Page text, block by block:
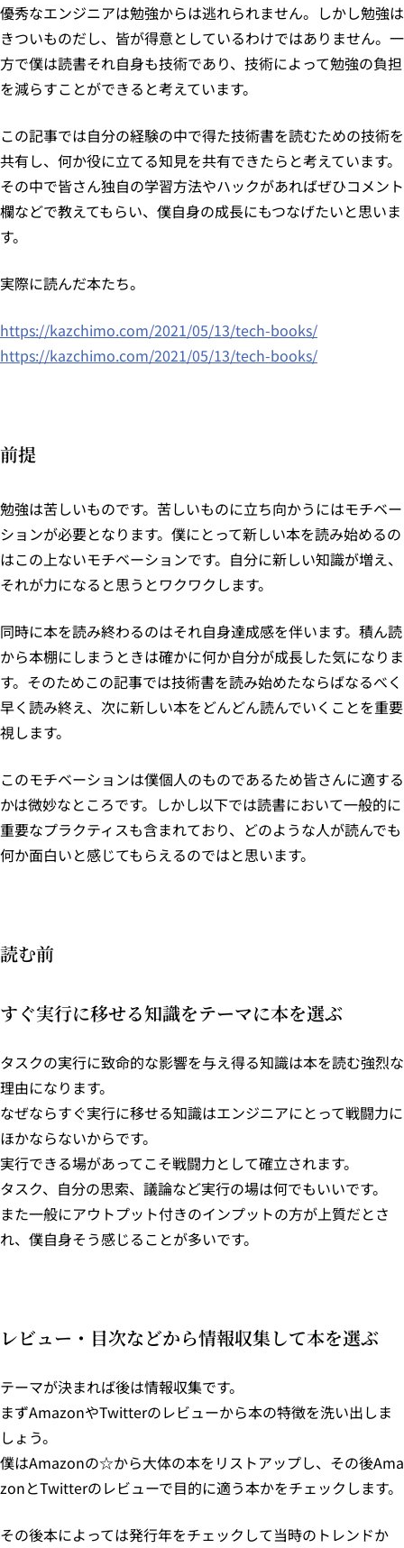
優秀なエンジニアは勉強からは逃れられません。しかし勉強は
きついものだし、皆が得意としているわけではありません。一
方で僕は読書それ自身も技術であり、技術によって勉強の負担
を減らすことができると考えています。
この記事では自分の経験の中で得た技術書を読むための技術を
共有し、何か役に立てる知見を共有できたらと考えています。
その中で皆さん独自の学習方法やハックがあればぜひコメント
欄などで教えてもらい、僕自身の成長にもつなげたいと思いま
す。
実際に読んだ本たち。
https://kazchimo.com/2021/05/13/tech-books/
https://kazchimo.com/2021/05/13/tech-books/
前提
勉強は苦しいものです。苦しいものに立ち向かうにはモチベー
ションが必要となります。僕にとって新しい本を読み始めるの
はこの上ないモチベーションです。自分に新しい知識が増え、
それが力になると思うとワクワクします。
同時に本を読み終わるのはそれ自身達成感を伴います。積ん読
から本棚にしまうときは確かに何か自分が成長した気になりま
す。そのためこの記事では技術書を読み始めたならばなるべく
早く読み終え、次に新しい本をどんどん読んでいくことを重要
視します。
このモチベーションは僕個人のものであるため皆さんに適する
かは微妙なところです。しかし以下では読書において一般的に
重要なプラクティスも含まれており、どのような人が読んでも
何か面白いと感じてもらえるのではと思います。
読む前
すぐ実行に移せる知識をテーマに本を選ぶ
タスクの実行に致命的な影響を与え得る知識は本を読む強烈な
理由になります。
なぜならすぐ実行に移せる知識はエンジニアにとって戦闘力に
ほかならないからです。
実行できる場があってこそ戦闘力として確立されます。
タスク、自分の思索、議論など実行の場は何でもいいです。
また一般にアウトプット付きのインプットの方が上質だとさ
れ、僕自身そう感じることが多いです。
レビュー・目次などから情報収集して本を選ぶ
テーマが決まれば後は情報収集です。
まずAmazonやTwitterのレビューから本の特徴を洗い出しま
しょう。
僕はAmazonの☆から大体の本をリストアップし、その後Ama
zonとTwitterのレビューで目的に適う本かをチェックします。
その後本によっては発行年をチェックして当時のトレンドか